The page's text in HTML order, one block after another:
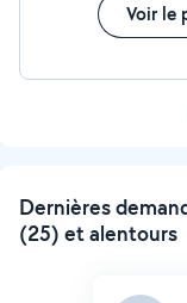
Voir le
Dernières
(25) et alentours